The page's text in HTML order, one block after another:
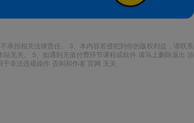
承担相关法律责任。 3、本内容若侵犯到你的版权利益，请联系
无关。 5、如遇到充值付费环节课程或软件 请马上删除退出 涉
非法违规操作 否则和作者 官网 无关